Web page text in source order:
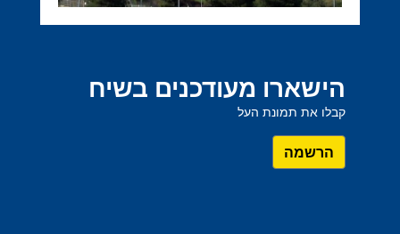
הישארו מעודכנים בשיח
קבלו את תמונת העל
הרשמה